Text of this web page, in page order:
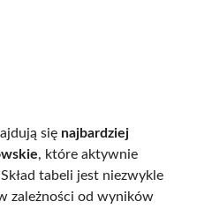
się najbardziej
, które aktywnie
tabeli jest niezwykle
zależności od wyników